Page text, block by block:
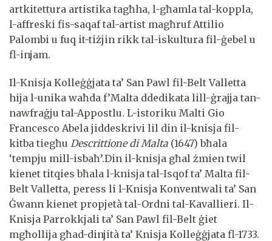
artkitettura artistika tagħha, l-għamla tal-koppla,
l-affreski fis-saqaf tal-artist magħruf Attilio
Palombi u fuq it-tiżjin rikk tal-iskultura fil-ġebel u
fl-injam.
Il-Knisja Kolleġġjata ta’ San Pawl fil-Belt Valletta
hija l-unika waħda f’Malta ddedikata lill-ġrajja tan-
nawfraġju tal-Appostlu. L-istoriku Malti Gio
Francesco Abela jiddeskrivi lil din il-knisja fil-
kitba tiegħu Descrittione di Malta (1647) bħala
‘tempju mill-isbaħ’.Din il-knisja għal żmien twil
kienet titqies bħala l-knisja tal-Isqof ta’ Malta fil-
Belt Valletta, peress li l-Knisja Konventwali ta’ San
Ġwann kienet propjetà tal-Ordni tal-Kavallieri. Il-
Knisja Parrokkjali ta’ San Pawl fil-Belt ġiet
mgħollija għad-dinjità ta’ Knisja Kolleġġjata fl-1733.